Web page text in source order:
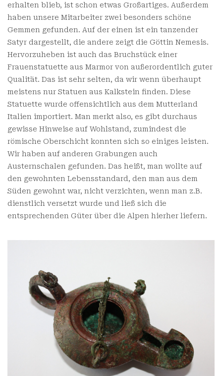
erhalten blieb, ist schon etwas Großartiges. Außerdem
haben unsere Mitarbeiter zwei besonders schöne
Gemmen gefunden. Auf der einen ist ein tanzender
Satyr dargestellt, die andere zeigt die Göttin Nemesis.
Hervorzuheben ist auch das Bruchstück einer
Frauenstatuette aus Marmor von außerordentlich guter
Qualität. Das ist sehr selten, da wir wenn überhaupt
meistens nur Statuen aus Kalkstein finden. Diese
Statuette wurde offensichtlich aus dem Mutterland
Italien importiert. Man merkt also, es gibt durchaus
gewisse Hinweise auf Wohlstand, zumindest die
römische Oberschicht konnten sich so einiges leisten.
Wir haben auf anderen Grabungen auch
Austernschalen gefunden. Das heißt, man wollte auf
den gewohnten Lebensstandard, den man aus dem
Süden gewohnt war, nicht verzichten, wenn man z.B.
dienstlich versetzt wurde und ließ sich die
entsprechenden Güter über die Alpen hierher liefern.